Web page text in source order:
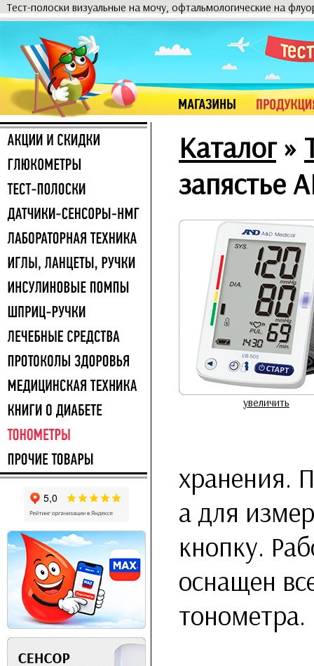
Тест-полоски визуальные на мочу, офтальмологические на
Каталог»
запястье
увеличить
хранения.
а для
кнопку.
оснащен
тонометра.